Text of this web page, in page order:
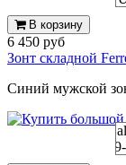
В корзину
6 450 руб
Зонт складной
Синий мужской